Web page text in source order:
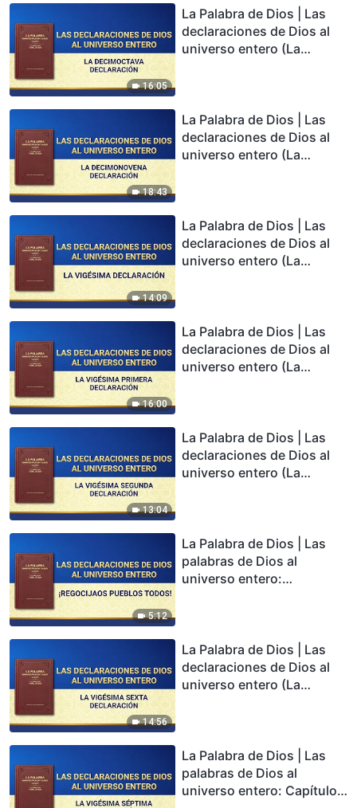
16:05
La Palabra de Dios | Las
declaraciones de Dios al
universo entero (La
18:43
La Palabra de Dios | Las
declaraciones de Dios al
universo entero (La
14:09
La Palabra de Dios | Las
declaraciones de Dios al
universo entero (La
16:00
La Palabra de Dios | Las
declaraciones de Dios al
universo entero (La
13:04
La Palabra de Dios | Las
declaraciones de Dios al
universo entero (La
5:12
La Palabra de Dios | Las
palabras de Dios al
universo entero:
14:56
La Palabra de Dios | Las
declaraciones de Dios al
universo entero (La
La Palabra de Dios | Las
palabras de Dios al
universo entero: Capítulo